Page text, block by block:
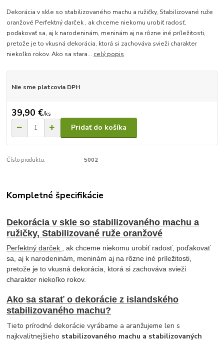
Dekorácia v skle so stabilizovaného machu a ružičky, Stabilizované ruže
oranžové Perfektný darček , ak chceme niekomu urobiť radosť,
poďakovať sa, aj k narodeninám, meninám aj na rôzne iné príležitosti,
pretože je to vkusná dekorácia, ktorá si zachováva svieži charakter
niekoľko rokov. Ako sa stara... celý popis
Nie sme platcovia DPH
39,90 €/ks
Pridať do košíka
Číslo produktu: 5002
Kompletné špecifikácie
Dekorácia v skle so stabilizovaného machu a
ružičky, Stabilizované ruže oranžové
Perfektný darček , ak chceme niekomu urobiť radosť, poďakovať
sa, aj k narodeninám, meninám aj na rôzne iné príležitosti,
pretože je to vkusná dekorácia, ktorá si zachováva svieži
charakter niekoľko rokov.
Ako sa starať o dekorácie z islandského
stabilizovaného machu?
Tieto prírodné dekorácie vyrábame a aranžujeme len s
najkvalitnejšieho stabilizovaného machu a stabilizovaných